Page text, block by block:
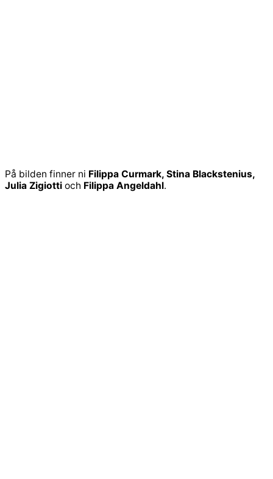
På bilden finner ni Filippa Curmark, Stina Blackstenius,
Julia Zigiotti och Filippa Angeldahl.